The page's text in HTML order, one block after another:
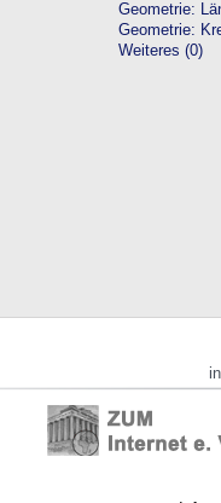
Geometrie:
Geometrie:
Weiteres (0)